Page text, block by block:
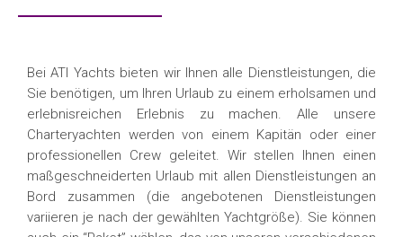
Bei ATI Yachts bieten wir Ihnen alle Dienstleistungen, die
Sie benötigen, um Ihren Urlaub zu einem erholsamen und
erlebnisreichen Erlebnis zu machen. Alle unsere
Charteryachten werden von einem Kapitän oder einer
professionellen Crew geleitet. Wir stellen Ihnen einen
maßgeschneiderten Urlaub mit allen Dienstleistungen an
Bord zusammen (die angebotenen Dienstleistungen
variieren je nach der gewählten Yachtgröße). Sie können